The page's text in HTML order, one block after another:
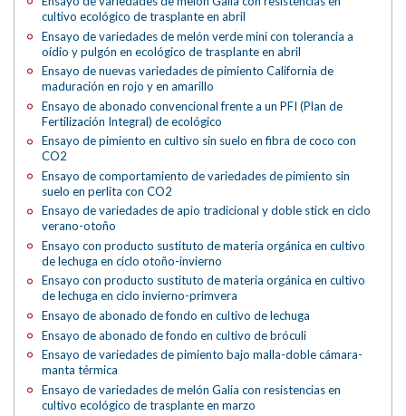
cultivo ecológico de trasplante en abril
Ensayo de variedades de melón verde mini con tolerancia a
oídio y pulgón en ecológico de trasplante en abril
Ensayo de nuevas variedades de pimiento California de
maduración en rojo y en amarillo
Ensayo de abonado convencional frente a un PFI (Plan de
Fertilización Integral) de ecológico
Ensayo de pimiento en cultivo sin suelo en fibra de coco con
CO2
Ensayo de comportamiento de variedades de pimiento sin
suelo en perlita con CO2
Ensayo de variedades de apio tradicional y doble stick en ciclo
verano-otoño
Ensayo con producto sustituto de materia orgánica en cultivo
de lechuga en ciclo otoño-invierno
Ensayo con producto sustituto de materia orgánica en cultivo
de lechuga en ciclo invierno-primvera
Ensayo de abonado de fondo en cultivo de lechuga
Ensayo de abonado de fondo en cultivo de bróculi
Ensayo de variedades de pimiento bajo malla-doble cámara-
manta térmica
Ensayo de variedades de melón Galia con resistencias en
cultivo ecológico de trasplante en marzo